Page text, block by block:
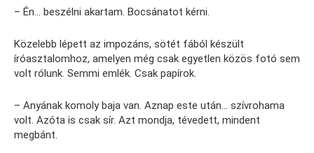
– Én… beszélni akartam. Bocsánatot kérni.
Közelebb lépett az impozáns, sötét fából készült
íróasztalomhoz, amelyen még csak egyetlen közös fotó sem
volt rólunk. Semmi emlék. Csak papírok.
– Anyának komoly baja van. Aznap este után… szívrohama
volt. Azóta is csak sír. Azt mondja, tévedett, mindent
megbánt.